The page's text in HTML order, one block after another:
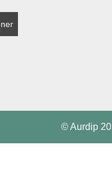
© Aurdip